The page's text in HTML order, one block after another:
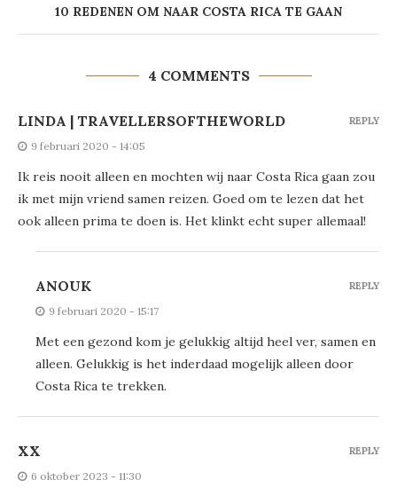
10 REDENEN OM NAAR COSTA RICA TE GAAN
4 COMMENTS
LINDA | TRAVELLERSOFTHEWORLD
9 februari 2020 - 14:05
Ik reis nooit alleen en mochten wij naar Costa Rica gaan zou
ik met mijn vriend samen reizen. Goed om te lezen dat het
ook alleen prima te doen is. Het klinkt echt super allemaal!
REPLY
ANOUK
9 februari 2020 - 15:17
Met een gezond kom je gelukkig altijd heel ver, samen en
alleen. Gelukkig is het inderdaad mogelijk alleen door
Costa Rica te trekken.
REPLY
XX
6 oktober 2023 - 11:30
REPLY